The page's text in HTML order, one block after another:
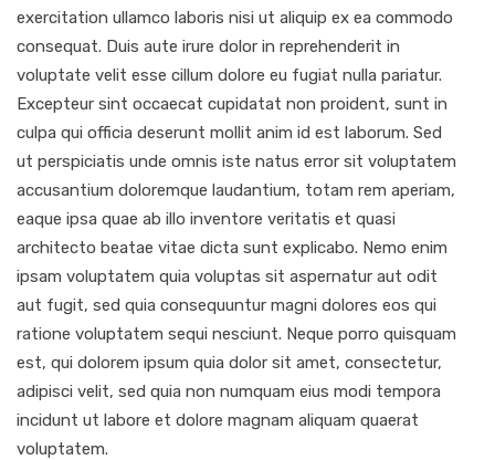
exercitation ullamco laboris nisi ut aliquip ex ea commodo
consequat. Duis aute irure dolor in reprehenderit in
voluptate velit esse cillum dolore eu fugiat nulla pariatur.
Excepteur sint occaecat cupidatat non proident, sunt in
culpa qui officia deserunt mollit anim id est laborum. Sed
ut perspiciatis unde omnis iste natus error sit voluptatem
accusantium doloremque laudantium, totam rem aperiam,
eaque ipsa quae ab illo inventore veritatis et quasi
architecto beatae vitae dicta sunt explicabo. Nemo enim
ipsam voluptatem quia voluptas sit aspernatur aut odit
aut fugit, sed quia consequuntur magni dolores eos qui
ratione voluptatem sequi nesciunt. Neque porro quisquam
est, qui dolorem ipsum quia dolor sit amet, consectetur,
adipisci velit, sed quia non numquam eius modi tempora
incidunt ut labore et dolore magnam aliquam quaerat
voluptatem.